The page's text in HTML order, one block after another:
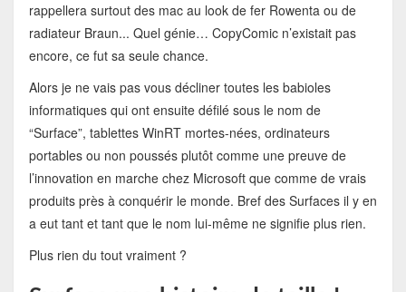
rappellera surtout des mac au look de fer Rowenta ou de
radiateur Braun... Quel génie… CopyComic n’existait pas
encore, ce fut sa seule chance.
Alors je ne vais pas vous décliner toutes les babioles
informatiques qui ont ensuite défilé sous le nom de
“Surface”, tablettes WinRT mortes-nées, ordinateurs
portables ou non poussés plutôt comme une preuve de
l’innovation en marche chez Microsoft que comme de vrais
produits près à conquérir le monde. Bref des Surfaces il y en
a eut tant et tant que le nom lui-même ne signifie plus rien.
Plus rien du tout vraiment ?